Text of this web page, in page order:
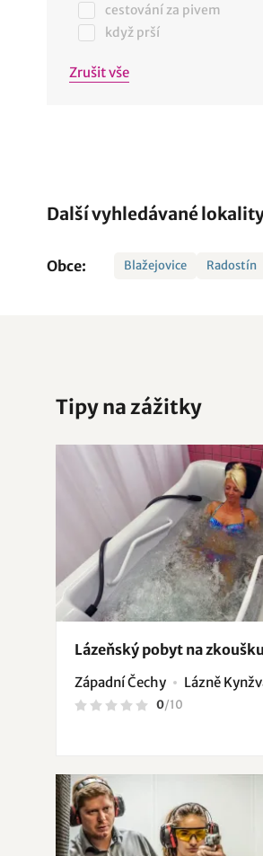
cestování za pivem
když prší
Zrušit vše
Další vyhledávané
Obce: Blažejovice Radostín
Tipy na zážitky
Lázeňský pobyt na zkoušku
Západní Čechy Lázně
0/10